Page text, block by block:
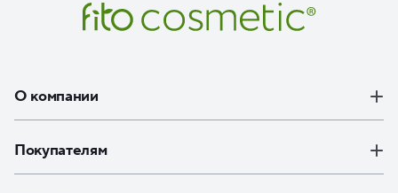
О компании
Покупателям